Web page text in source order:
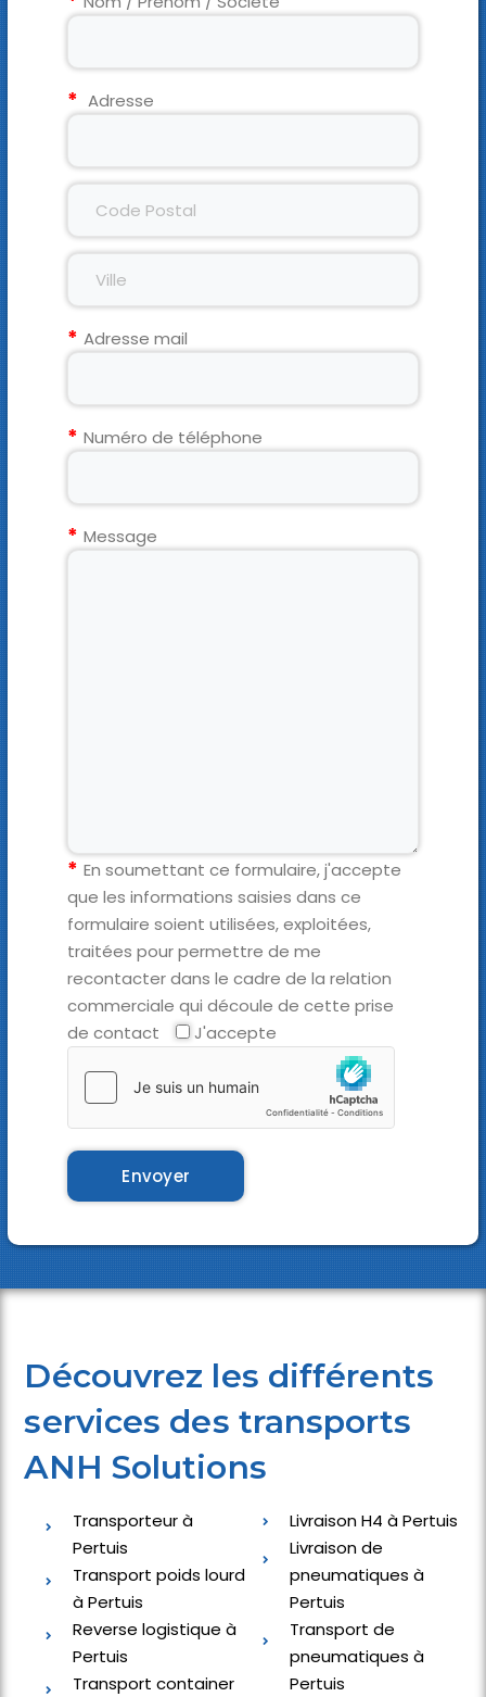
Adresse
Adresse mail
Numéro de téléphone
Message
En soumettant ce formulaire, j'accepte
que les informations saisies dans ce
formulaire soient utilisées, exploitées,
traitées pour permettre de me
recontacter dans le cadre de la relation
commerciale qui découle de cette prise
de contact
J'accepte
Découvrez les différents
services des transports
ANH Solutions
Transporteur à
Pertuis
Transport poids lourd
à Pertuis
Reverse logistique à
Pertuis
Transport container
Livraison H4 à Pertuis
Livraison de
pneumatiques à
Pertuis
Transport de
pneumatiques à
Pertuis